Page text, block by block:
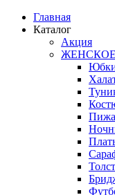
Главная
Каталог
Акция
ЖЕНСКОЕ